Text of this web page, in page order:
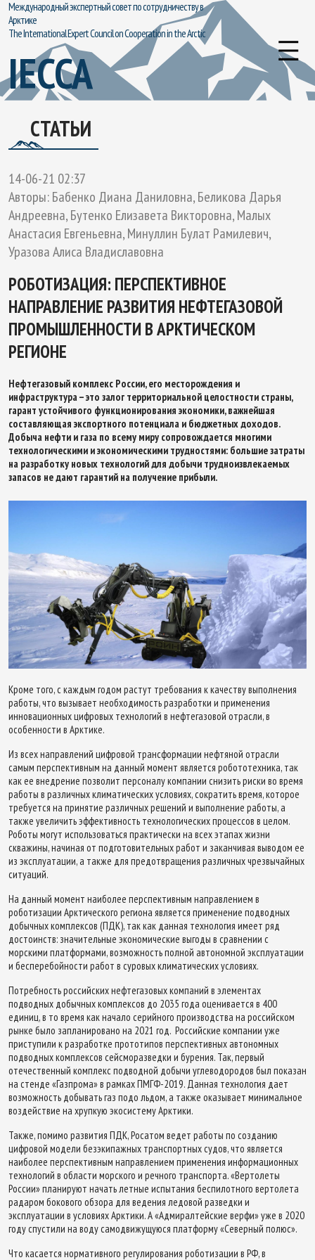
Международный экспертный совет по сотрудничеству в
Арктике
The International Expert Council on Cooperation in the Arctic
IECCA
СТАТЬИ
14-06-21 02:37
Авторы: Бабенко Диана Даниловна, Беликова Дарья
Андреевна, Бутенко Елизавета Викторовна, Малых
Анастасия Евгеньевна, Минуллин Булат Рамилевич,
Уразова Алиса Владиславовна
РОБОТИЗАЦИЯ: ПЕРСПЕКТИВНОЕ
НАПРАВЛЕНИЕ РАЗВИТИЯ НЕФТЕГАЗОВОЙ
ПРОМЫШЛЕННОСТИ В АРКТИЧЕСКОМ
РЕГИОНЕ
Нефтегазовый комплекс России, его месторождения и
инфраструктура – это залог территориальной целостности страны,
гарант устойчивого функционирования экономики, важнейшая
составляющая экспортного потенциала и бюджетных доходов.
Добыча нефти и газа по всему миру сопровождается многими
технологическими и экономическими трудностями: большие затраты
на разработку новых технологий для добычи трудноизвлекаемых
запасов не дают гарантий на получение прибыли.
Кроме того, с каждым годом растут требования к качеству выполнения
работы, что вызывает необходимость разработки и применения
инновационных цифровых технологий в нефтегазовой отрасли, в
особенности в Арктике.
Из всех направлений цифровой трансформации нефтяной отрасли
самым перспективным на данный момент является робототехника, так
как ее внедрение позволит персоналу компании снизить риски во время
работы в различных климатических условиях, сократить время, которое
требуется на принятие различных решений и выполнение работы, а
также увеличить эффективность технологических процессов в целом.
Роботы могут использоваться практически на всех этапах жизни
скважины, начиная от подготовительных работ и заканчивая выводом ее
из эксплуатации, а также для предотвращения различных чрезвычайных
ситуаций.
На данный момент наиболее перспективным направлением в
роботизации Арктического региона является применение подводных
добычных комплексов (ПДК), так как данная технология имеет ряд
достоинств: значительные экономические выгоды в сравнении с
морскими платформами, возможность полной автономной эксплуатации
и бесперебойности работ в суровых климатических условиях.
Потребность российских нефтегазовых компаний в элементах
подводных добычных комплексов до 2035 года оценивается в 400
единиц, в то время как начало серийного производства на российском
рынке было запланировано на 2021 год. Российские компании уже
приступили к разработке прототипов перспективных автономных
подводных комплексов сейсморазведки и бурения. Так, первый
отечественный комплекс подводной добычи углеводородов был показан
на стенде «Газпрома» в рамках ПМГФ-2019. Данная технология дает
возможность добывать газ подо льдом, а также оказывает минимальное
воздействие на хрупкую экосистему Арктики.
Также, помимо развития ПДК, Росатом ведет работы по созданию
цифровой модели безэкипажных транспортных судов, что является
наиболее перспективным направлением применения информационных
технологий в области морского и речного транспорта. «Вертолеты
России» планируют начать летные испытания беспилотного вертолета
радаром бокового обзора для ведения ледовой разведки и
эксплуатации в условиях Арктики. А «Адмиралтейские верфи» уже в 2020
году спустили на воду самодвижущуюся платформу «Северный полюс».
Что касается нормативного регулирования роботизации в РФ, в